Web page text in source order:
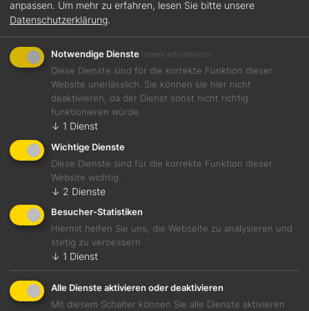
7 Aug., 2026
Hätten Sie es gewusst?
anpassen. Um mehr zu erfahren, lesen Sie bitte unsere
Datenschutzerklärung.
Notwendige Dienste (immer erforderlich)
Diese Dienste sind für die korrekte Funktion dieser
Website unerlässlich. Sie können sie hier nicht
deaktivieren, da der Dienst sonst nicht richtig
funktionieren würde.
↓ 1 Dienst
Wichtige Dienste
Diese Dienste sind für die korrekte Funktion dieser
Website wichtig.
↓ 2 Dienste
Besucher-Statistiken
Hiermit helfen Sie uns, die Webseite zu analysieren und
stetig zu verbessern
↓ 1 Dienst
Alle Dienste aktivieren oder deaktivieren
Mit diesem Schalter können Sie alle Dienste aktivieren